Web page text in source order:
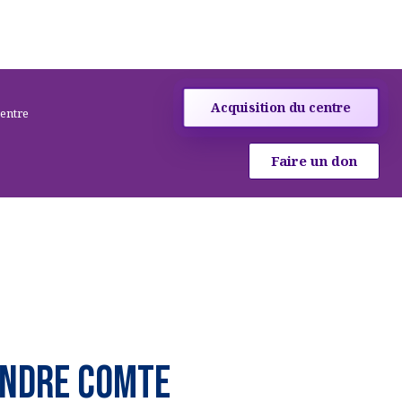
Acquisition du centre
Faire un don
COMTE